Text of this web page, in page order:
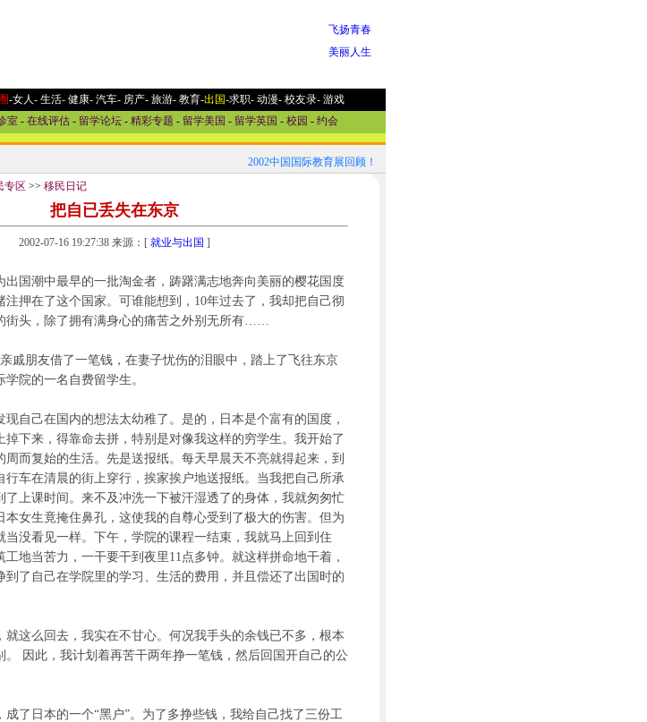
飞扬青春
美丽人生
-女人-生活- 健康-汽车-房产- 旅游-教育-出国-求职-动漫- 校友录- 游戏
室- 在线评估- 留学论坛- 精彩专题 - 留学美国 - 留学英国 - 校园 - 约会
2002中国国际教育展回顾！
2002中国国际教育展参展国家选介
专区 >> 移民日记
把自已丢失在东京
2002-07-16 19:27:38 来源：[ 就业与出国 ]
国潮中最早的一批淘金者，踌躇满志地奔向美丽的樱花国度
注押在了这个国家。可谁能想到，10年过去了，我却把自己彻
街头，除了拥有满身心的痛苦之外别无所有……
朋友借了一笔钱，在妻子忧伤的泪眼中，踏上了飞往东京
院的一名自费留学生。
己在国内的想法太幼稚了。是的，日本是个富有的国度，
掉下来，得靠命去拼，特别是对像我这样的穷学生。我开始了
周而复始的生活。先是送报纸。每天早晨天不亮就得起来，到
行车在清晨的街上穿行，挨家挨户地送报纸。当我把自己所承
了上课时间。来不及冲洗一下被汗湿透了的身体，我就匆匆忙
本女生竟掩住鼻孔，这使我的自尊心受到了极大的伤害。但为
当没看见一样。下午，学院的课程一结束，我就马上回到住
地当苦力，一干要干到夜里11点多钟。就这样拼命地干着，
到了自己在学院里的学习、生活的费用，并且偿还了出国时的
这么回去，我实在不甘心。何况我手头的余钱已不多，根本
。 因此，我计划着再苦干两年挣一笔钱，然后回国开自己的公
日本的一个“黑户”。为了多挣些钱，我给自己找了三份工